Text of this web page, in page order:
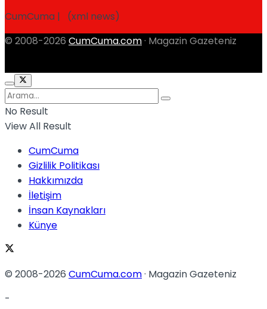
CumCuma | (xml news)
© 2008-2026 CumCuma.com · Magazin Gazeteniz
No Result
View All Result
CumCuma
Gizlilik Politikası
Hakkımızda
İletişim
İnsan Kaynakları
Künye
© 2008-2026 CumCuma.com· Magazin Gazeteniz
-